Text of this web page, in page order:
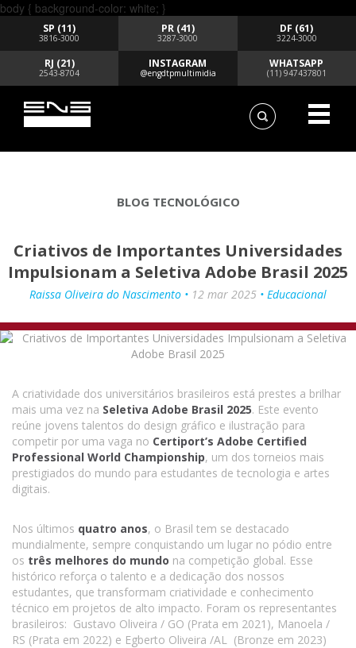
body { background-color: white; }
SP (11)
3816-3000
PR (41)
3287-3000
DF (61)
3224-3000
RJ (21)
2543-8704
INSTAGRAM
@engdtpmultimidia
WHATSAPP
(11) 947437801
BLOG TECNOLÓGICO
Criativos de Importantes Universidades
Impulsionam a Seletiva Adobe Brasil 2025
Raissa Oliveira do Nascimento • 12 mar 2025 • Educacional
A criatividade dos universitários brasileiros está prestes a brilhar
mais uma vez na Seletiva Adobe Brasil 2025. Este evento
reúne jovens talentos do design gráfico e ilustração para
competir por uma vaga no Certiport’s Adobe Certified
Professional World Championship, um dos torneios mais
prestigiados do mundo para estudantes de tecnologia e artes
digitais.
Nos últimos quatro anos, o Brasil tem se destacado
mundialmente, sempre conquistando um lugar no pódio entre
os três melhores do mundo na competição global. Esse
histórico reforça o talento e a dedicação dos nossos
estudantes, que transformam criatividade e conhecimento
técnico em projetos de alto impacto. Foram os representantes
brasileiros: Gustavo Oliveira / GO (Prata em 2021), Manoela /
RS (Prata em 2022) e Egberto Oliveira /AL (Bronze em 2023)